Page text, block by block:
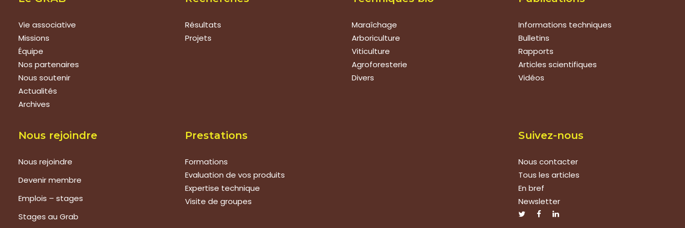
Vie associative
Missions
Équipe
Nos partenaires
Nous soutenir
Actualités
Archives
Résultats
Projets
Maraîchage
Arboriculture
Viticulture
Agroforesterie
Divers
Informations techniques
Bulletins
Rapports
Articles scientifiques
Vidéos
Nous rejoindre
Nous rejoindre
Devenir membre
Emplois – stages
Stages au Grab
Prestations
Formations
Evaluation de vos produits
Expertise technique
Visite de groupes
Suivez-nous
Nous contacter
Tous les articles
En bref
Newsletter